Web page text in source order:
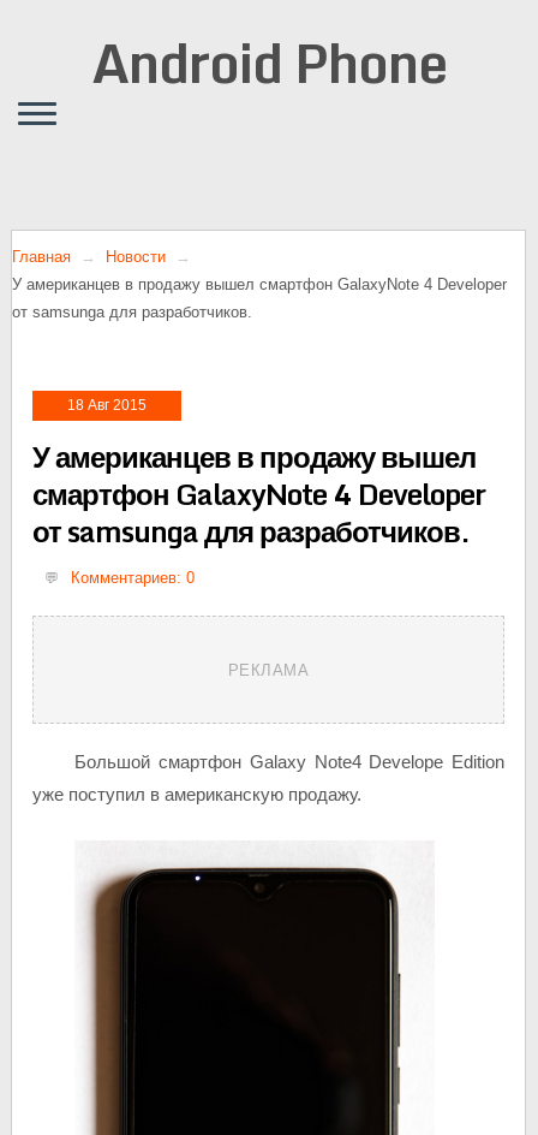
Android Phone
Главная
Новости
У американцев в продажу вышел смартфон GalaxyNote 4 Developer
от samsunga для разработчиков.
18 Авг 2015
У американцев в продажу вышел
смартфон GalaxyNote 4 Developer
от samsunga для разработчиков.
Комментариев: 0
РЕКЛАМА
Большой смартфон Galaxy Note4 Develope Edition
уже поступил в американскую продажу.